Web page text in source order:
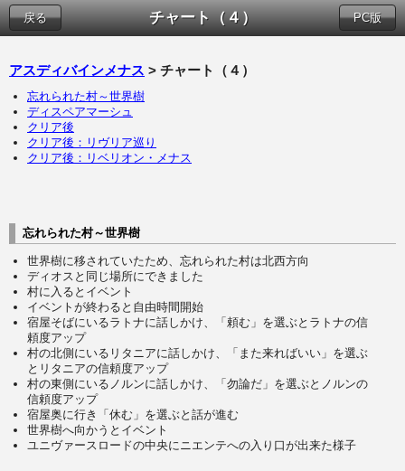
チャート（４）
戻る PC版
アスディバインメナス > チャート（４）
忘れられた村～世界樹
ディスペアマーシュ
クリア後
クリア後：リヴリア巡り
クリア後：リベリオン・メナス
忘れられた村～世界樹
世界樹に移されていたため、忘れられた村は北西方向
ディオスと同じ場所にできました
村に入るとイベント
イベントが終わると自由時間開始
宿屋そばにいるラトナに話しかけ、「頼む」を選ぶとラトナの信
頼度アップ
村の北側にいるリタニアに話しかけ、「また来ればいい」を選ぶ
とリタニアの信頼度アップ
村の東側にいるノルンに話しかけ、「勿論だ」を選ぶとノルンの
信頼度アップ
宿屋奥に行き「休む」を選ぶと話が進む
世界樹へ向かうとイベント
ユニヴァースロードの中央にニエンテへの入り口が出来た様子